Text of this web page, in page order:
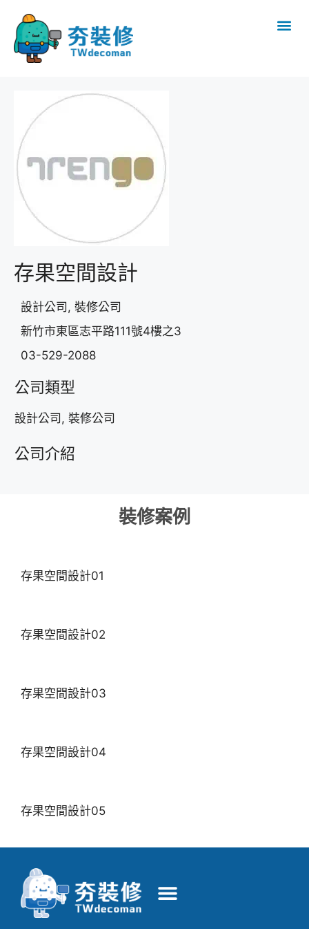
存果空間設計
設計公司, 裝修公司
新竹市東區志平路111號4樓之3
03-529-2088
公司類型
設計公司, 裝修公司
公司介紹
裝修案例
存果空間設計01
存果空間設計02
存果空間設計03
存果空間設計04
存果空間設計05